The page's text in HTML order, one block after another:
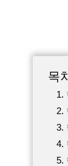
목